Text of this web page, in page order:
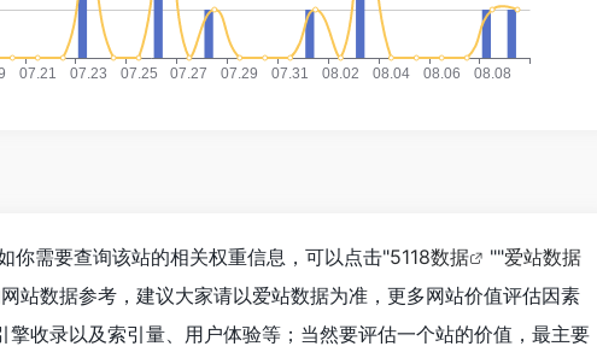
你需要查询该站的相关权重信息，可以点击"5118数据 ""爱站数据
站数据参考，建议大家请以爱站数据为准，更多网站价值评估因素
收录以及索引量、用户体验等；当然要评估一个站的价值，最主要